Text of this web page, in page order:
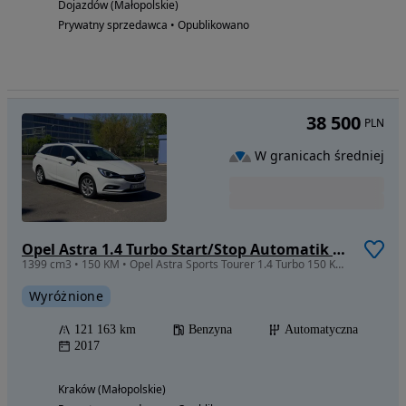
Dojazdów (Małopolskie)
Prywatny sprzedawca • Opublikowano
Opel Astra 1.4 Turbo Start/Stop Automatik Dynamic
1399 cm3 • 150 KM • Opel Astra Sports Tourer 1.4 Turbo 150 KM Automat | Full LED |
Wyróżnione
121 163 km Benzyna
Automatyczna
2017
Kraków (Małopolskie)
38 500 PLN
W granicach średniej